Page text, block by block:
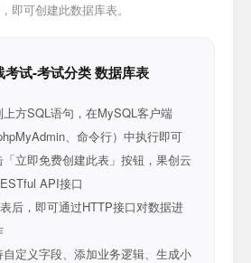
即可创建此数据库表。
考试-考试分类 数据库表
上方SQL语句，在MySQL客户端
、命令行）中执行即可
「立即免费创建此表」按钮，果创云
API接口
后，即可通过HTTP接口对数据进
自定义字段、添加业务逻辑、生成小